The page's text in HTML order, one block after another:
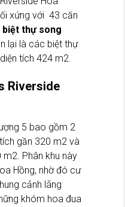
xứng với 43 căn
biệt thự song
lại là các biệt thự
tích 424 m2.
Riverside
5 bao gồm 2
gần 320 m2 và
Phân khu này
Hồng, nhờ đó cư
cảnh lãng
khóm hoa đua